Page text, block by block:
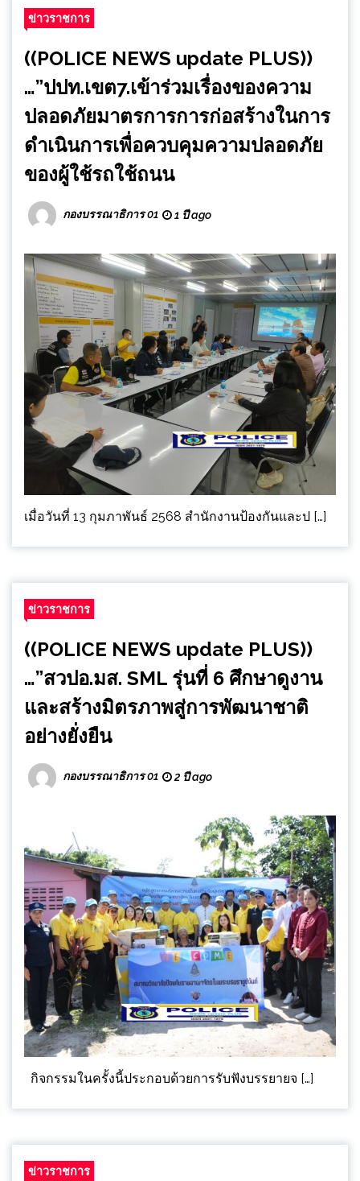
ข่าวราชการ
((POLICE NEWS update PLUS))
…”ปปท.เขต7.เข้าร่วมเรื่องของความ
ปลอดภัยมาตรการการก่อสร้างในการ
ดำเนินการเพื่อควบคุมความปลอดภัย
ของผู้ใช้รถใช้ถนน
กองบรรณาธิการ 01 1 ปี ago
เมื่อวันที่ 13 กุมภาพันธ์ 2568 สำนักงานป้องกันและป […]
ข่าวราชการ
((POLICE NEWS update PLUS))
…”สวปอ.มส. SML รุ่นที่ 6 ศึกษาดูงาน
และสร้างมิตรภาพสู่การพัฒนาชาติ
อย่างยั่งยืน
กองบรรณาธิการ 01 2 ปี ago
กิจกรรมในครั้งนี้ประกอบด้วยการรับฟังบรรยายจ […]
ข่าวราชการ